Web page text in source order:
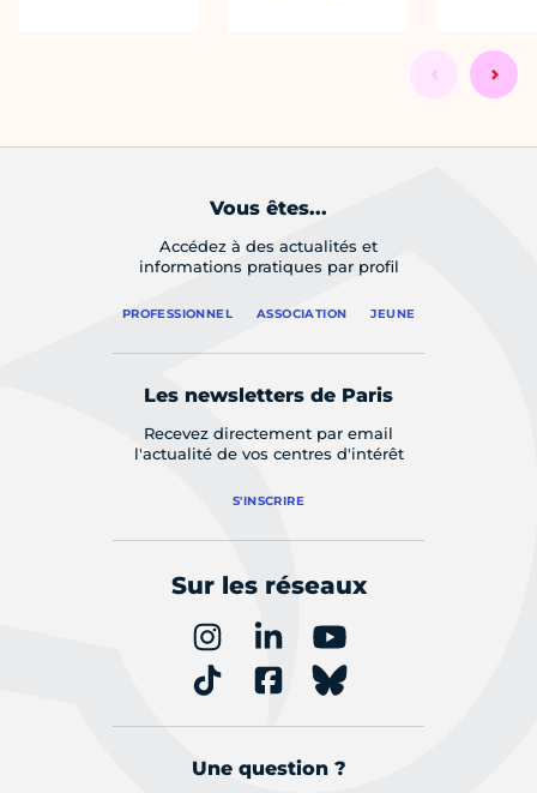
Vous êtes...
Accédez à des actualités et
informations pratiques par profil
PROFESSIONNEL ASSOCIATION JEUNE
Les newsletters de Paris
Recevez directement par email
l'actualité de vos centres d'intérêt
S'INSCRIRE
Sur les réseaux
Une question ?